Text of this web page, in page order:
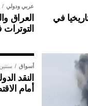
في
عربي ودولي
العراق
أسواق
النقد
أمام